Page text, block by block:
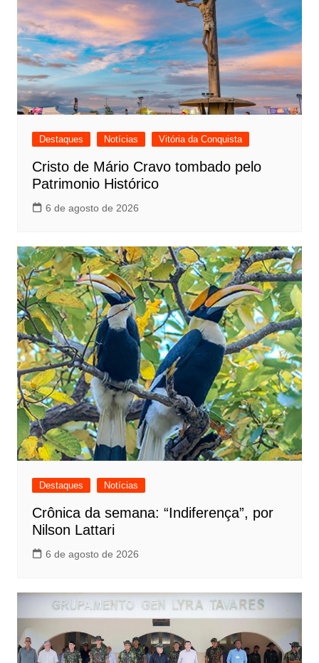
Destaques Notícias Vitória da Conquista
Cristo de Mário Cravo tombado pelo
Patrimonio Histórico
6 de agosto de 2026
Destaques Notícias
Crônica da semana: “Indiferença”, por
Nilson Lattari
6 de agosto de 2026